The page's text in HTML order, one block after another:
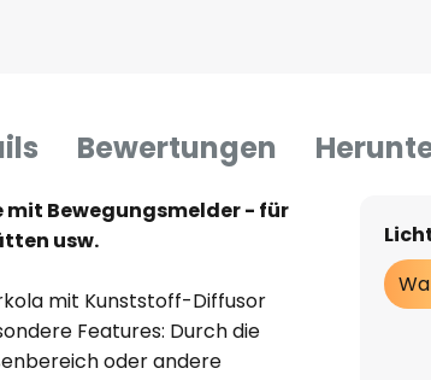
Bewertungen
mit Bewegungsmelder - für
usw.
mit Kunststoff-Diffusor
Features: Durch die
oder andere